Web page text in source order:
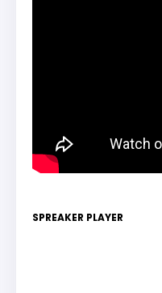
SPREAKER PLAYER